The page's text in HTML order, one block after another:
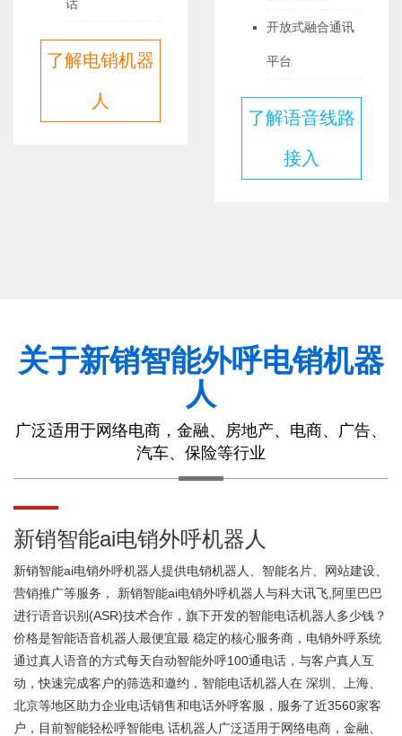
了解电销机器
开放式融合通讯
了解语音线路
关于新销智能外呼电销机器
人
广泛适用于网络电商，金融、房地产、电商、广告、
汽车、保险等行业
新销智能ai电销外呼机器人
新销智能ai电销外呼机器人提供电销机器人、智能名片、网站建设、
营销推广等服务， 新销智能ai电销外呼机器人与科大讯飞,阿里巴巴
进行语音识别(ASR)技术合作，旗下开发的智能电话机器人多少钱？
价格是智能语音机器人最便宜最 稳定的核心服务商，电销外呼系统
通过真人语音的方式每天自动智能外呼100通电话，与客户真人互
动，快速完成客户的筛选和邀约，智能电话机器人在 深圳、上海、
北京等地区助力企业电话销售和电话外呼客服，服务了近3560家客
户，目前智能轻松呼智能电 话机器人广泛适用于网络电商，金融、